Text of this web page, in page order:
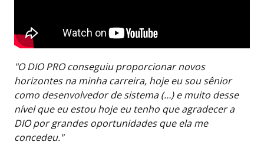
"O DIO PRO conseguiu proporcionar novos
horizontes na minha carreira, hoje eu sou sênior
como desenvolvedor de sistema (…) e muito desse
nível que eu estou hoje eu tenho que agradecer a
DIO por grandes oportunidades que ela me
concedeu."